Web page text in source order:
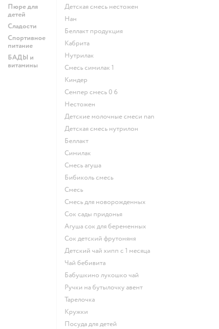
Пюре для
детей
Сладости
Спортивное
питание
БАДЫ и
витамины
детская смесь нестожен
нан
беллакт продукция
кабрита
нутрилак
смесь симилак 1
киндер
семпер смесь 0 6
нестожен
Детские молочные смеси nan
детская смесь нутрилон
беллакт
симилак
смесь агуша
бибиколь смесь
смесь
смесь для новорожденных
сок сады придонья
агуша сок для беременных
сок детский фрутоняня
детский чай хипп с 1 месяца
чай бебивита
бабушкино лукошко чай
ручки на бутылочку авент
тарелочка
кружки
посуда для детей